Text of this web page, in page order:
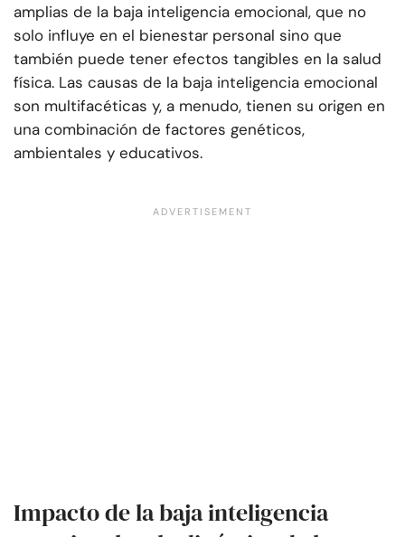
amplias de la baja inteligencia emocional, que no
solo influye en el bienestar personal sino que
también puede tener efectos tangibles en la salud
física. Las causas de la baja inteligencia emocional
son multifacéticas y, a menudo, tienen su origen en
una combinación de factores genéticos,
ambientales y educativos.
Impacto de la baja inteligencia